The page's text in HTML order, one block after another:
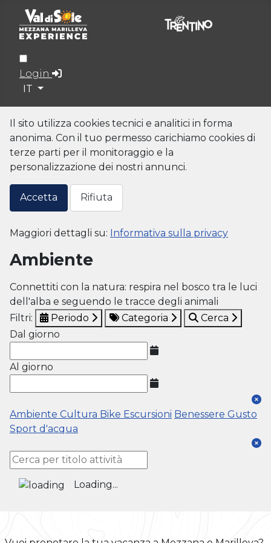
Login
Seleziona la tua lingua
IT
Il sito utilizza cookies tecnici e analitici in forma
anonima. Con il tuo permesso carichiamo cookies di
terze parti per il monitoraggio e la
personalizzazione dei nostri annunci.
Accetta Rifiuta
Maggiori dettagli su: Informativa sulla privacy
Ambiente
Connettiti con la natura: respira nel bosco tra le luci
dell'alba e seguendo le tracce degli animali
Filtri:
Periodo Categoria
Cerca
Dal giorno
Al giorno
Ambiente Cultura Bike Escursioni Benessere Gusto
Sport d'acqua
Loading...